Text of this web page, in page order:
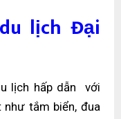
lịch Đại
lịch hấp dẫn với
tắm biển, đua